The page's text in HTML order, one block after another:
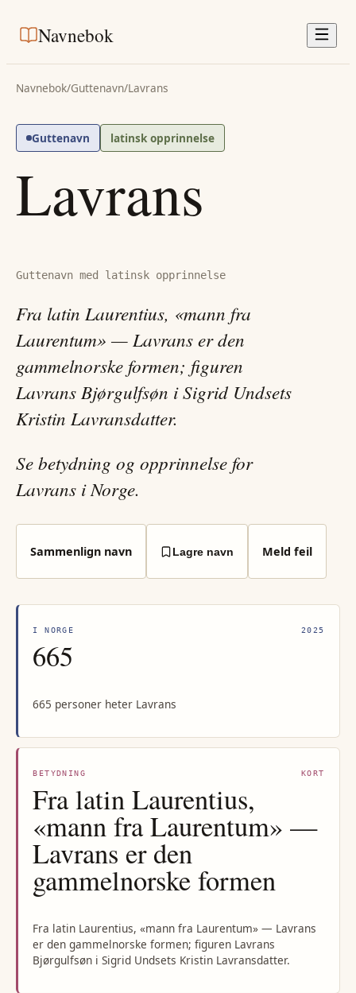
Navnebok
Navnebok/Guttenavn/Lavrans
Guttenavn latinsk opprinnelse
Lavrans
Guttenavn med latinsk opprinnelse
Fra latin Laurentius, «mann fra
Laurentum» — Lavrans er den
gammelnorske formen; figuren
Lavrans Bjørgulfsøn i Sigrid Undsets
Kristin Lavransdatter.
Se betydning og opprinnelse for
Lavrans i Norge.
Sammenlign navn Lagre navn Meld feil
I NORGE 2025
665
665 personer heter Lavrans
BETYDNING KORT
Fra latin Laurentius,
«mann fra Laurentum» —
Lavrans er den
gammelnorske formen
Fra latin Laurentius, «mann fra Laurentum» — Lavrans
er den gammelnorske formen; figuren Lavrans
Bjørgulfsøn i Sigrid Undsets Kristin Lavransdatter.